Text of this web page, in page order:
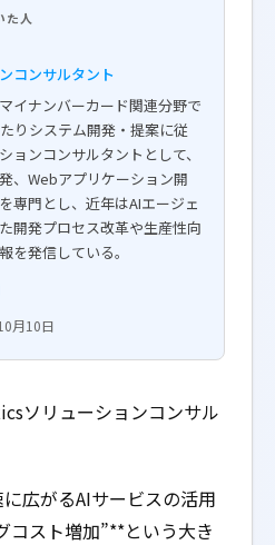
た人
コンサルタント
イナンバーカード関連分野で
りシステム開発・提案に従
ョンコンサルタントとして、
、Webアプリケーション開
専門とし、近年はAIエージェ
開発プロセス改革や生産性向
を発信している。
月10日
ソリューションコンサル
広がるAIサービスの活用
コスト増加”**という大き